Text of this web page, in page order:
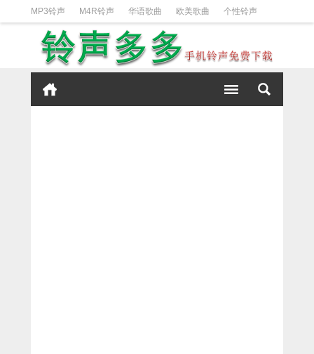
MP3铃声 M4R铃声 华语歌曲 欧美歌曲 个性铃声
日韩歌曲 动漫铃声 DJ铃声 短信铃声
iPhone铃声设置方法